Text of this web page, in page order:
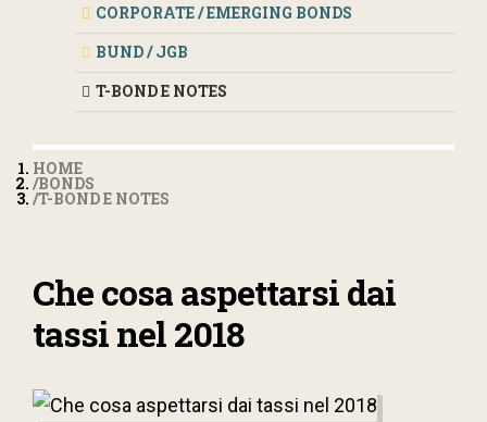
CORPORATE / EMERGING BONDS
BUND / JGB
T-BOND E NOTES
HOME
BONDS
T-BOND E NOTES
Che cosa aspettarsi dai
tassi nel 2018